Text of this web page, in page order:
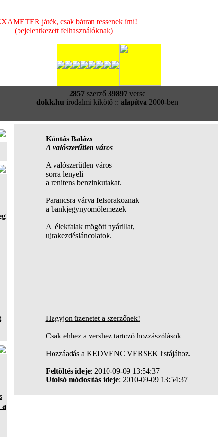
játék, csak bátran tessenek írni!
(bejelentkezett felhasználóknak)
2857szerző 39897verse
dokk.hu irodalmi kikötő :: alapítva 2000-ben
a
Kántás Balázs
A valószerűtlen város
A valószerűtlen város
sorra lenyeli
a renitens benzinkutakat.
Parancsra várva felsorakoznak
a bankjegynyomólemezek.
A lélekfalak mögött nyárillat,
ujrakezdésláncolatok.
Hagyjon üzenetet a szerzőnek!
Csak ehhez a vershez tartozó hozzászólások
Hozzáadás a KEDVENC VERSEK listájához.
Feltöltés ideje: 2010-09-09 13:54:37
Utolsó módosítás ideje: 2010-09-09 13:54:37